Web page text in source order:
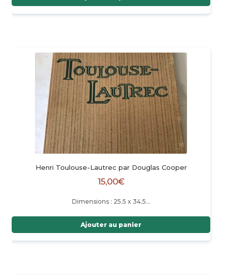
Henri Toulouse-Lautrec par Douglas Cooper
15,00€
Dimensions : 25.5 x 34.5…
Ajouter au panier